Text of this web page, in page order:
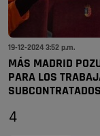
19-12-2024 3:52 p.m.
MÁS MADRID
PARA LOS
SUBCONTRATADOS
4